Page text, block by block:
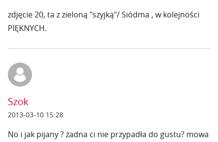
zdjęcie 20, ta z zieloną "szyjką"/ Siódma , w kolejności
PIĘKNYCH.
Szok
2013-03-10 15:28
No i jak pijany ? żadna ci nie przypadła do gustu? mowa